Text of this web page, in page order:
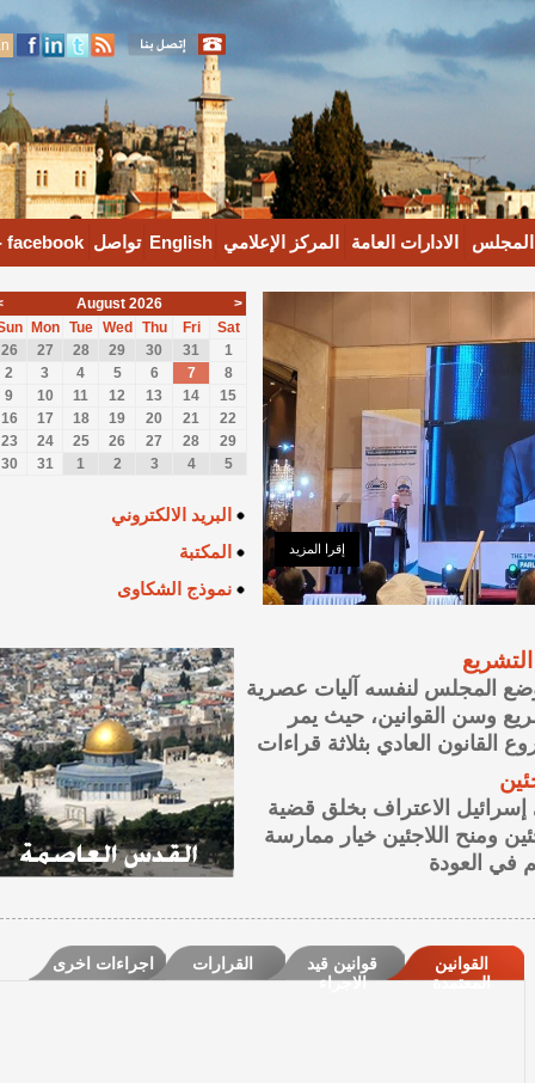
En
الادارات العامة المركز الإعلامي English تواصل facebook -
إقرا المزيد
August 2026
Sun
Mon Tue Wed Thu Fri
Sat
26
27 28 29 30 31
2
3 4 5 6 7
8
9
10 11 12 13 14
15
16
17 18 19 20 21
22
23
24 25 26 27 28
29
30
31 1 2 3 4 5
البريد الالكتروني
المكتبة
نموذج الشكاوى
لنفسه آليات عصرية
وسن القوانين، حيث يمر
العادي بثلاثة قراءات
الاعتراف بخلق قضية
ومنح اللاجئين خيار ممارسة
القوانين
المعتمدة
قوانين قيد
الاجراء
القرارات اجراءات اخرى